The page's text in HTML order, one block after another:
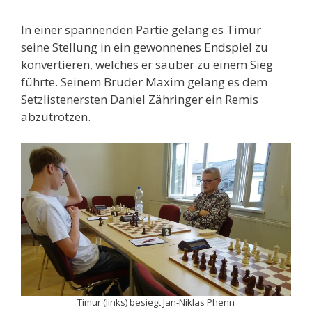
In einer spannenden Partie gelang es Timur
seine Stellung in ein gewonnenes Endspiel zu
konvertieren, welches er sauber zu einem Sieg
führte. Seinem Bruder Maxim gelang es dem
Setzlistenersten Daniel Zähringer ein Remis
abzutrotzen.
Timur (links) besiegt Jan-Niklas Phenn